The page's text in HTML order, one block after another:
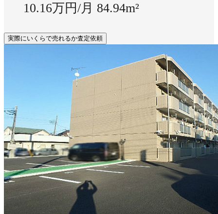
10.16万円/月 84.94m²
実際にいくらで売れるか査定依頼